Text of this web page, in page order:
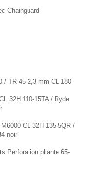
Chainguard
/ TR-45 2,3 mm CL 180
32H 110-15TA / Ryde
CL 32H 135-5QR /
noir
Perforation pliante 65-